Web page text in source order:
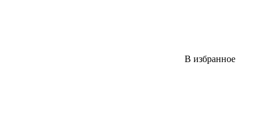
В избранное